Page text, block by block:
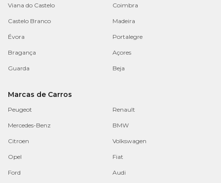
Viana do Castelo Coimbra
Castelo Branco Madeira
Évora Portalegre
Bragança Açores
Guarda Beja
Marcas de Carros
Peugeot Renault
Mercedes-Benz BMW
Citroen Volkswagen
Opel Fiat
Ford Audi